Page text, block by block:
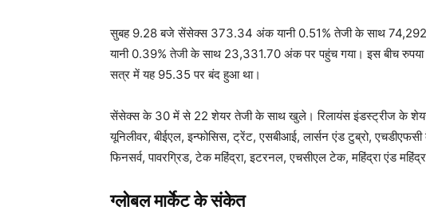
सुबह 9.28 बजे सेंसेक्स 373.34 अंक यानी 0.51% तेजी के साथ
यानी 0.39% तेजी के साथ 23,331.70 अंक पर पहुंच गया। इस बीच
सत्र में यह 95.35 पर बंद हुआ था।
सेंसेक्स के 30 में से 22 शेयर तेजी के साथ खुले। रिलायंस इंडस्ट्रीज के
यूनिलीवर, बीईएल, इन्फोसिस, ट्रेंट, एसबीआई, लार्सन एंड टुब्रो,
फिनसर्व, पावरग्रिड, टेक महिंद्रा, इटरनल, एचसीएल टेक, महिंद्रा एंड
ग्लोबल मार्केट के संकेत